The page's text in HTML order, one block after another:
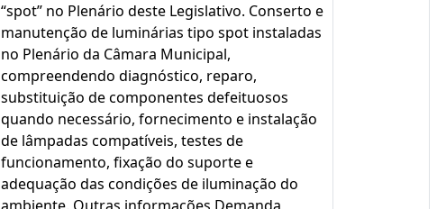
“spot” no Plenário deste Legislativo. Conserto e
manutenção de luminárias tipo spot instaladas
no Plenário da Câmara Municipal,
compreendendo diagnóstico, reparo,
substituição de componentes defeituosos
quando necessário, fornecimento e instalação
de lâmpadas compatíveis, testes de
funcionamento, fixação do suporte e
adequação das condições de iluminação do